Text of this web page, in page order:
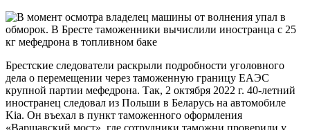
Брестские следователи раскрыли подробности уголовного
дела о перемещении через таможенную границу ЕАЭС
крупной партии мефедрона. Так, 2 октября 2022 г. 40-летний
иностранец следовал из Польши в Беларусь на автомобиле
Kia. Он въехал в пункт таможенного оформления
«Варшавский мост», где сотрудники таможни проверили у